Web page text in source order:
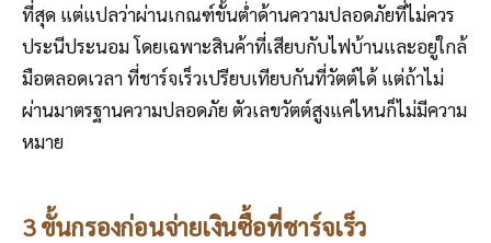
ที่สุด แต่แปลว่าผ่านเกณฑ์ขั้นต่ำด้านความปลอดภัยที่ไม่ควร
ประนีประนอม โดยเฉพาะสินค้าที่เสียบกับไฟบ้านและอยู่ใกล้
มือตลอดเวลา ที่ชาร์จเร็วเปรียบเทียบกันที่วัตต์ได้ แต่ถ้าไม่
ผ่านมาตรฐานความปลอดภัย ตัวเลขวัตต์สูงแค่ไหนก็ไม่มีความ
หมาย
3 ขั้นกรองก่อนจ่ายเงินซื้อที่ชาร์จเร็ว